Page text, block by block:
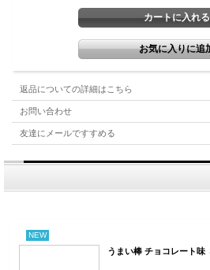
返品についての詳細はこちら
お問い合わせ
友達にメールですすめる
NEW
うまい棒 チョコレート味